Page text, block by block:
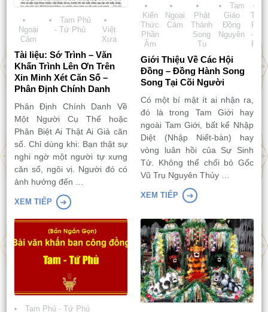
Ngoại
Cảm
Tam Phủ
- Tứ Phủ
Việt
Xưa
Tài liệu: Sớ Trình – Văn
Khấn Trình Lên Ơn Trên
Xin Minh Xét Căn Số –
Phân Định Chính Danh
Phân Định Chính Danh Về
Một Người Cụ Thể hoặc
Phân Biệt Ai Thật Ai Giả căn
số. Chỉ dùng khi: Bạn thật sự
nghi ngờ một người tự xưng
căn số, ngôi vị. Người đó có
ảnh hưởng đến …
XEM TIẾP
Kiến
Thức
Phần
Âm
Ngoại
Cảm
Phật
Thánh
Song
Tu
Tam
Giáo
Đồng
Nguyên
Tam
Phủ
- Tứ
Phủ
Giới Thiệu Về Các Hội
Đồng – Đồng Hành Song
Song Tại Cõi Người
Có một bí mật ít ai nhận ra,
đó là trong Tam Giới hay
ngoài Tam Giới, bất kể Nhập
Diệt (Nhập Niết-bàn) hay
vòng luân hồi của Sự Sinh
Tử. Không thể chối bỏ Gốc
Vũ Trụ Nguyên Thủy …
XEM TIẾP
Tam Phủ - Tứ Phủ